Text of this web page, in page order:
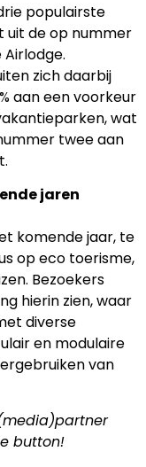
populairste
uit de op nummer
Airlodge.
zich daarbij
aan een voorkeur
wat
twee aan
jaren
komende jaar, te
op eco toerisme,
Bezoekers
hierin zien, waar
diverse
en modulaire
van
button!